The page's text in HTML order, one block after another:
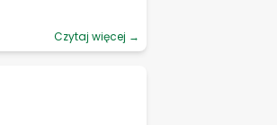
Czytaj więcej →